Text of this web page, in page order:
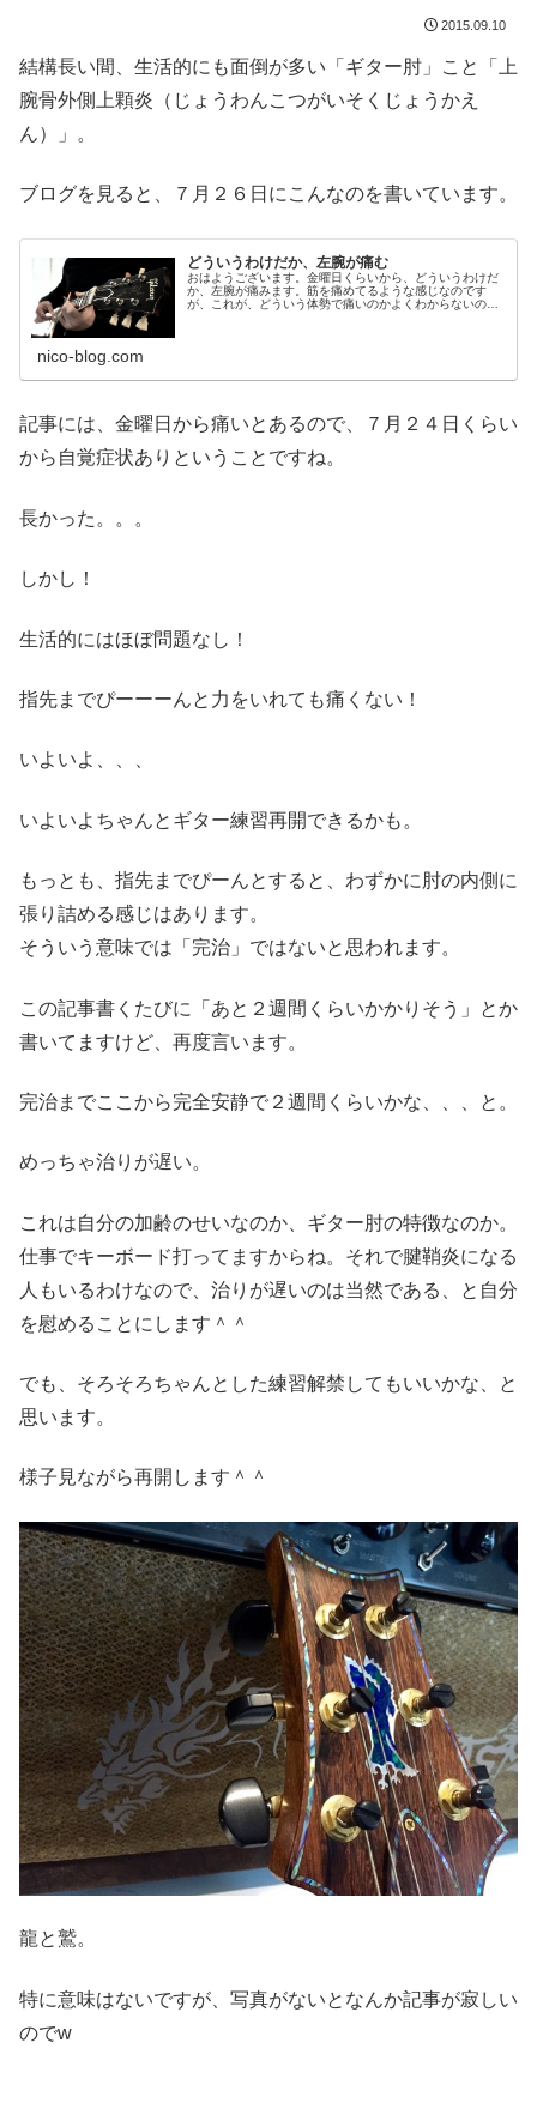
2015.09.10
結構長い間、生活的にも面倒が多い「ギター肘」こと「上
腕骨外側上顆炎（じょうわんこつがいそくじょうかえ
ん）」。
ブログを見ると、７月２６日にこんなのを書いています。
どういうわけだか、左腕が痛む
おはようございます。金曜日くらいから、どういうわけだ
か、左腕が痛みます。筋を痛めてるような感じなのです
が、これが、どういう体勢で痛いのかよくわからないので
nico-blog.com
記事には、金曜日から痛いとあるので、７月２４日くらい
から自覚症状ありということですね。
長かった。。。
しかし！
生活的にはほぼ問題なし！
指先までぴーーーんと力をいれても痛くない！
いよいよ、、、
いよいよちゃんとギター練習再開できるかも。
もっとも、指先までぴーんとすると、わずかに肘の内側に
張り詰める感じはあります。
そういう意味では「完治」ではないと思われます。
この記事書くたびに「あと２週間くらいかかりそう」とか
書いてますけど、再度言います。
完治までここから完全安静で２週間くらいかな、、、と。
めっちゃ治りが遅い。
これは自分の加齢のせいなのか、ギター肘の特徴なのか。
仕事でキーボード打ってますからね。それで腱鞘炎になる
人もいるわけなので、治りが遅いのは当然である、と自分
を慰めることにします＾＾
でも、そろそろちゃんとした練習解禁してもいいかな、と
思います。
様子見ながら再開します＾＾
龍と鷲。
特に意味はないですが、写真がないとなんか記事が寂しい
のでw